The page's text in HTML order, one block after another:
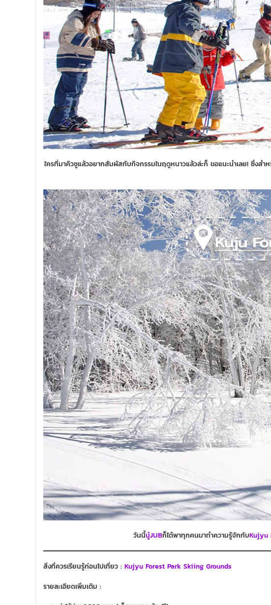
ใครที่มาคิวชูแล้วอยากสัมผัสกับกิจกรรมในฤดูหนาวแล้วล่ะก็ ขอแนะนำเลย! ซึ่ง
วันนี้นู๋JUBก็ได้พาทุกคนมาทำความรู้จักกับKujyu
สิ่งที่ควรเรียนรู้ก่อนไปเที่ยว : Kujyu Forest Park Skiing Grounds
รายละเอียดเพิ่มเติม :